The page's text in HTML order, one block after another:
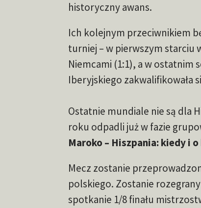
historyczny awans.
Ich kolejnym przeciwnikiem
turniej – w pierwszym starciu
Niemcami (1:1), a w ostatnim
Iberyjskiego zakwalifikowała
Ostatnie mundiale nie są dla
roku odpadli już w fazie
Maroko – Hiszpania: kiedy i
Mecz zostanie
polskiego. Zostanie
spotkanie 1/8 finału